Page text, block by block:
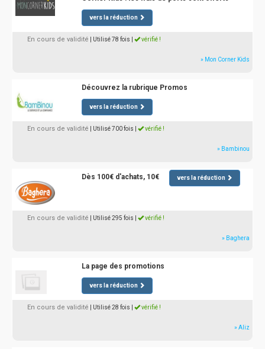
vers la réduction
En cours de validité | Utilisé 78 fois vérifié !
» Mon Corner Kids
Découvrez la rubrique Promos
vers la réduction
En cours de validité | Utilisé 700 fois vérifié !
» Bambinou
Dès 100€ d'achats, 10€ vers la réduction
En cours de validité | Utilisé 295 fois vérifié !
» Baghera
La page des promotions
vers la réduction
En cours de validité | Utilisé 28 fois vérifié !
» Aliz